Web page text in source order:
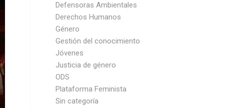
Defensoras Ambientales
Derechos Humanos
Género
Gestión del conocimiento
Jóvenes
Justicia de género
ODS
Plataforma Feminista
Sin categoría